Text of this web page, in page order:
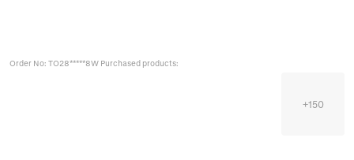
Order No: TO28*****8W Purchased products:
+150